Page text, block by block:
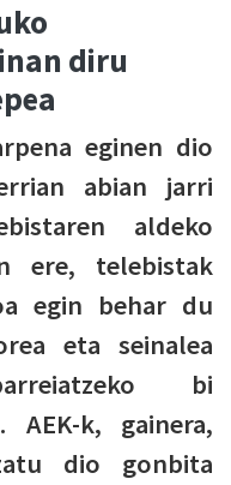
diru
eginen dio
abian jarri
aldeko
ere, telebistak
egin behar du
eta seinalea
bi
AEK-k, gainera,
dio gonbita